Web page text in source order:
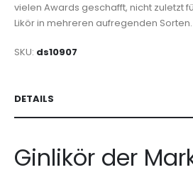
vielen Awards geschafft, nicht zuletzt
Likör in mehreren aufregenden Sorten.
SKU ds10907
DETAILS
Ginlikör der